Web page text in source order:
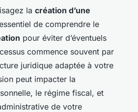
la création d’une
de comprendre le
pour éviter d’éventuels
commence souvent par
juridique adaptée à votre
peut impacter la
le régime fiscal, et
de votre